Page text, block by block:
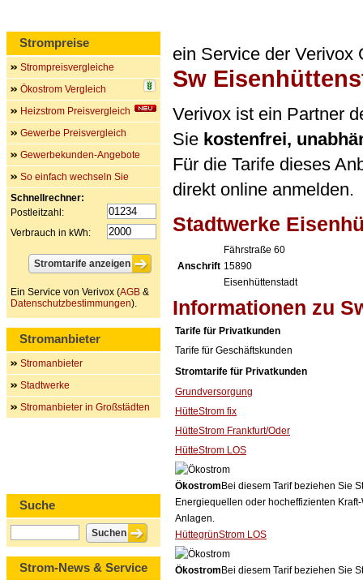
ein Service der Verivox
Sw
Verivox ist ein Partner
Sie kostenfrei,
Für die Tarife dieses
direkt online anmelden.
Stadtwerke
Anschrift
Fährstraße 60
15890
Eisenhüttenstadt
Informationen zu
Tarife für Privatkunden
Tarife für Geschäftskunden
Stromtarife für Privatkunden
Grundversorgung
HütteStrom fix
HütteStrom Frankfurt/Oder
HütteStrom LOS
Ökostrom Bei diesem Tarif beziehen Sie
Energiequellen oder hocheffizienten
Anlagen.
HüttegrünStrom LOS
Ökostrom Bei diesem Tarif beziehen Sie
Strompreise
Strompreisvergleiche
Ökostrom Vergleich
Heizstrom Preisvergleich
Gewerbe Preisvergleich
Gewerbekunden-Angebote
So einfach wechseln Sie
Schnellrechner:
Postleitzahl:
Verbrauch in kWh:
Ein Service von Verivox (AGB &
Datenschutzbestimmungen).
Stromanbieter
Stromanbieter
Stadtwerke
Stromanbieter in Großstädten
Suche
Strom-News & Service